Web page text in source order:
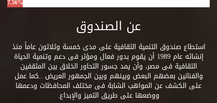
7.56%
عن الصندوق
استطاع صندوق التنمية الثقافية على مدى خمسة وثلاثون عاماً منذ
إنشائه عام 1989 أن يقوم بدور فعال ومؤثر فى دعم وتنمية الحياة
الثقافية فى مصر، وأن يمد جسور التحاور الخلاق بين المثقفين
والفنانين بعضهم البعض وبينهم وبين الجمهور العريض ..كما عمل
على الكشف عن المواهب الشابة فى مختلف المحافظات ودعمها
ووضعها على طريق التميز والإبداع.